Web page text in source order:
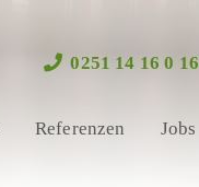
0251 14 16 0 16
Referenzen Jobs